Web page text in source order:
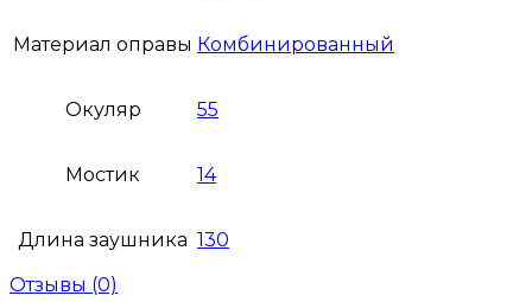
Материал оправы Комбинированный
Окуляр 55
Мостик 14
Длина заушника 130
Отзывы (0)